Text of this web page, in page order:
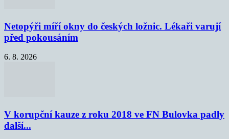
Netopýři míří okny do českých ložnic. Lékaři varují
před pokousáním
6. 8. 2026
V korupční kauze z roku 2018 ve FN Bulovka padly
další...